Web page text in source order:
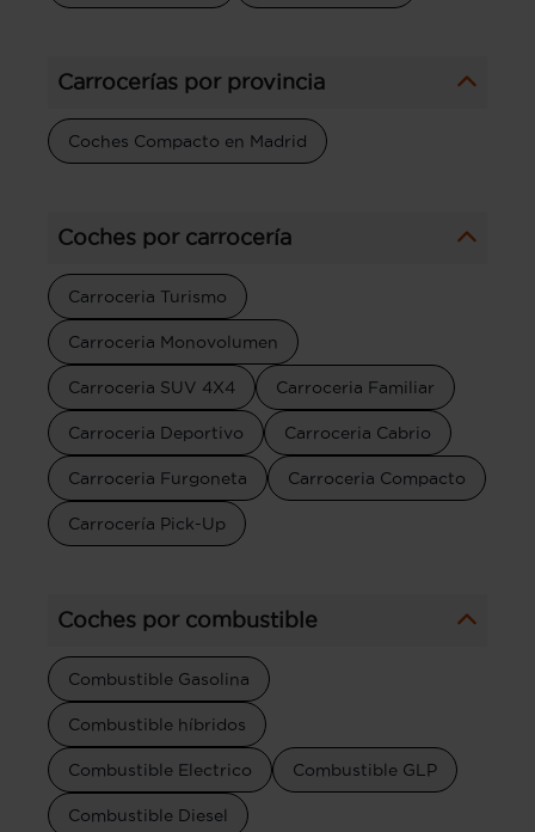
Carrocerías por provincia
Coches Compacto en Madrid
Coches por carrocería
Carroceria Turismo
Carroceria Monovolumen
Carroceria SUV 4X4 Carroceria Familiar
Carroceria Deportivo Carroceria Cabrio
Carroceria Furgoneta Carroceria Compacto
Carrocería Pick-Up
Coches por combustible
Combustible Gasolina
Combustible híbridos
Combustible Electrico Combustible GLP
Combustible Diesel